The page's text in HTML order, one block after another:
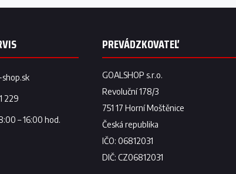
229